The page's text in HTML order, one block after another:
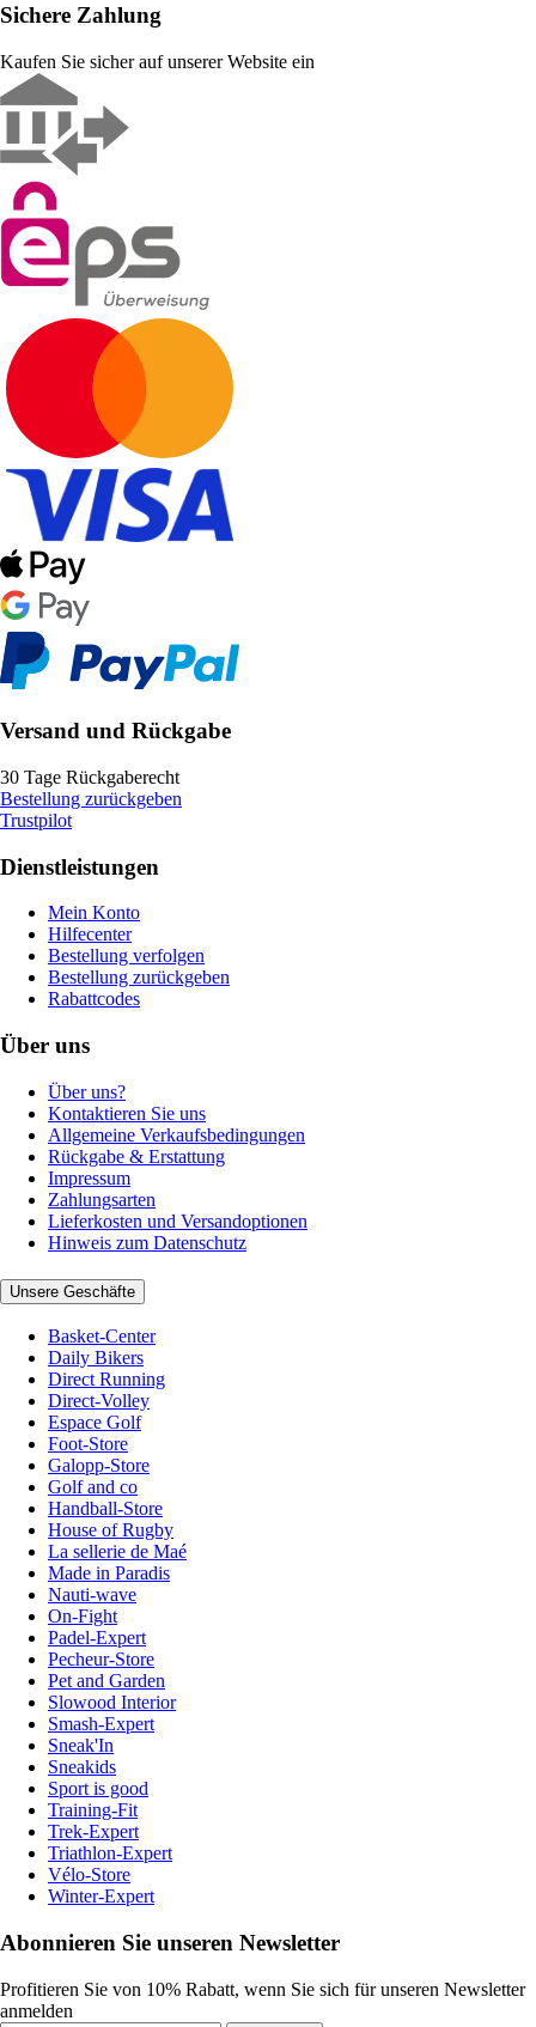
Sichere Zahlung
Kaufen Sie sicher auf unserer Website ein
Versand und Rückgabe
30 Tage Rückgaberecht
Bestellung zurückgeben
Trustpilot
Dienstleistungen
Mein Konto
Hilfecenter
Bestellung verfolgen
Bestellung zurückgeben
Rabattcodes
Über uns
Über uns?
Kontaktieren Sie uns
Allgemeine Verkaufsbedingungen
Rückgabe & Erstattung
Impressum
Zahlungsarten
Lieferkosten und Versandoptionen
Hinweis zum Datenschutz
Unsere Geschäfte
Basket-Center
Daily Bikers
Direct Running
Direct-Volley
Espace Golf
Foot-Store
Galopp-Store
Golf and co
Handball-Store
House of Rugby
La sellerie de Maé
Made in Paradis
Nauti-wave
On-Fight
Padel-Expert
Pecheur-Store
Pet and Garden
Slowood Interior
Smash-Expert
Sneak'In
Sneakids
Sport is good
Training-Fit
Trek-Expert
Triathlon-Expert
Vélo-Store
Winter-Expert
Abonnieren Sie unseren Newsletter
Profitieren Sie von 10% Rabatt, wenn Sie sich für unseren Newsletter
anmelden